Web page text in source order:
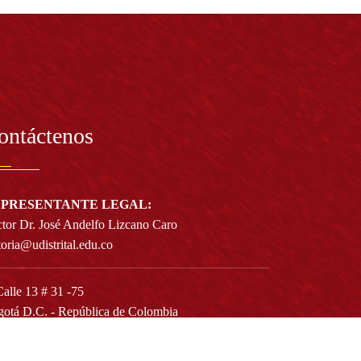
LEGAL:
Dr. José Andelfo Lizcano Caro
13 # 31 -75
D.C. - República de Colombia